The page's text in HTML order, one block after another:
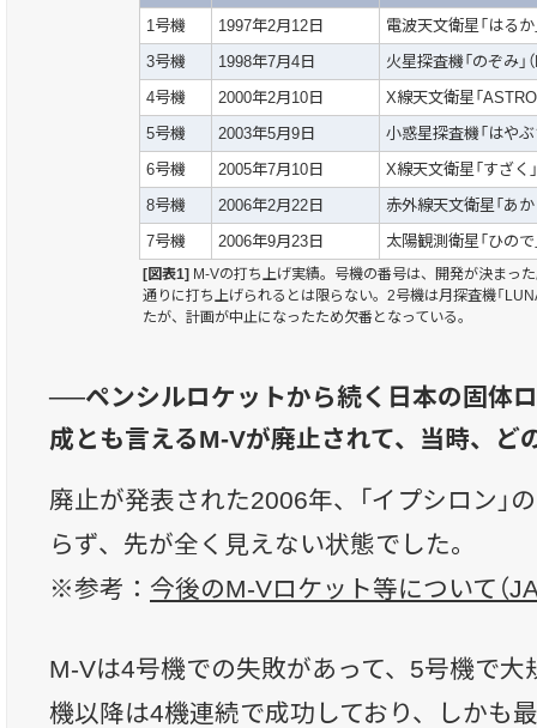
1号機
1997年2月12日
電波天文衛星「はるか
3号機
1998年7月4日
火星探査機「のぞみ」
4号機
2000年2月10日
X線天文衛星「
5号機
2003年5月9日
小惑星探査機「はやぶ
6号機
2005年7月10日
X線天文衛星「すざく
8号機
2006年2月22日
赤外線天文衛星「あか
7号機
2006年9月23日 太陽観測衛星「ひので
[図表1] M-Vの打ち上げ実績。号機の番号は、開発が決まっ
通りに打ち上げられるとは限らない。2号機は月探査機「
たが、計画が中止になったため欠番となっている。
──ペンシルロケットから続く日本の固体
成とも言えるM-Vが廃止されて、当時、ど
廃止が発表された2006年、「イプシロン」
らず、先が全く見えない状態でした。
※参考： 今後のM-Vロケット等について（
M-Vは4号機での失敗があって、5号機で大
機以降は4機連続で成功しており、しかも